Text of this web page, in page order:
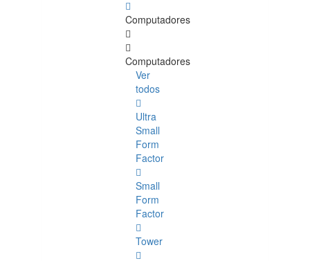
Computadores
Computadores
Ver
todos
Ultra
Small
Form
Factor
Small
Form
Factor
Tower